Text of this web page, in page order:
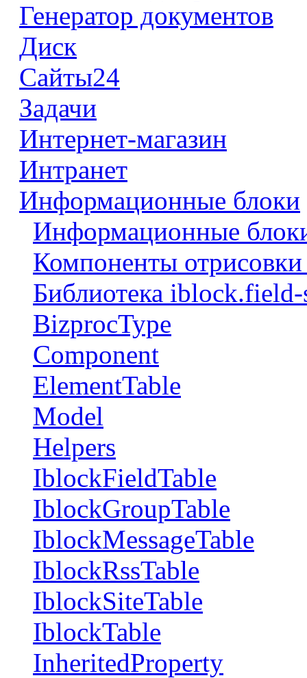
Генератор документов
Диск
Сайты24
Задачи
Интернет-магазин
Интранет
Информационные блоки
Информационные
Компоненты отрисовки
Библиотека
BizprocType
Component
ElementTable
Model
Helpers
IblockFieldTable
IblockGroupTable
IblockMessageTable
IblockRssTable
IblockSiteTable
IblockTable
InheritedProperty